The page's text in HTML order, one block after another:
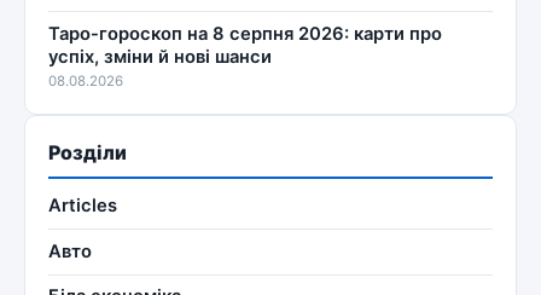
Таро-гороскоп на 8 серпня 2026: карти про
успіх, зміни й нові шанси
08.08.2026
Розділи
Articles
Авто